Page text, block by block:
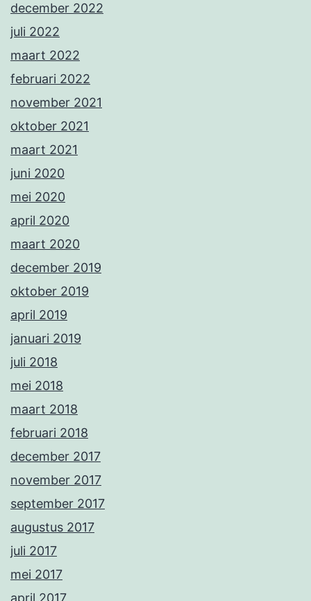
december 2022
juli 2022
maart 2022
februari 2022
november 2021
oktober 2021
maart 2021
juni 2020
mei 2020
april 2020
maart 2020
december 2019
oktober 2019
april 2019
januari 2019
juli 2018
mei 2018
maart 2018
februari 2018
december 2017
november 2017
september 2017
augustus 2017
juli 2017
mei 2017
april 2017